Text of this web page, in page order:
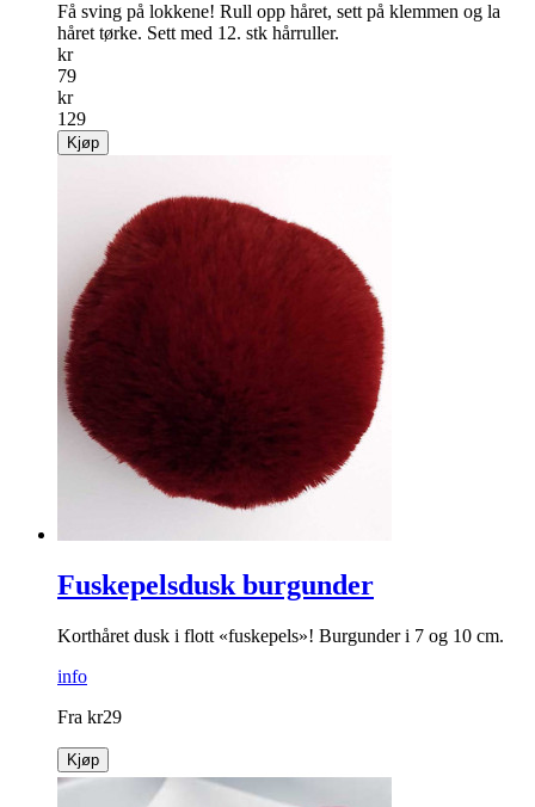
Få sving på lokkene! Rull opp håret, sett på klemmen og la
håret tørke. Sett med 12. stk hårruller.
kr
79
kr
129
Kjøp
Fuskepelsdusk burgunder
Korthåret dusk i flott «fuskepels»! Burgunder i 7 og 10 cm.
info
Fra kr29
Kjøp